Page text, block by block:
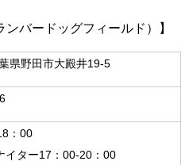
ンバードッグフィールド）】
県野田市大殿井19-5
：00​
イター17：00-20：00